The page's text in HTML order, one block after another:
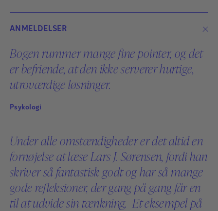
Lars J. Sørensen
LARS J. SØRENSEN er psykolog, specialist og
chefpsykolog på Psykiatrihospitalet i Nykøbing
psykiatrien og i privat praksis, og han har gennem
mange år undervist på forskellige
psykoterapiuddannelser. Han er forfatter til en række
bøger om psykologiske emner, blandt andet
Smertegrænsen (2005), Sjælens længsel (2016),
Skammen, nuet & nærværet (2023).
ANMELDELSER
Bogen rummer mange fine pointer, og det
er befriende, at den ikke serverer hurtige,
utroværdige løsninger.
Psykologi
Under alle omstændigheder er det altid en
fornøjelse at læse Lars J. Sørensen, fordi han
skriver så fantastisk godt og har så mange
gode refleksioner, der gang på gang får en
til at udvide sin tænkning. Et eksempel på